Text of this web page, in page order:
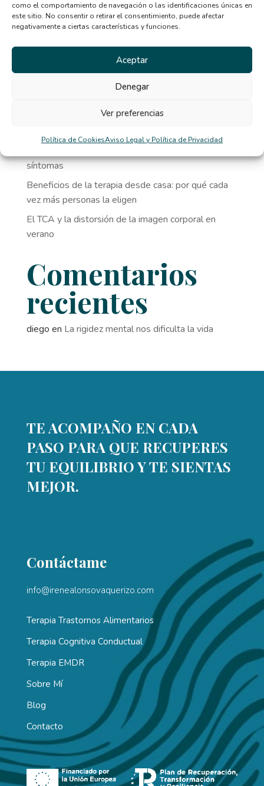
como el comportamiento de navegación o las identificaciones únicas en
este sitio. No consentir o retirar el consentimiento, puede afectar
negativamente a ciertas características y funciones.
Aceptar
Denegar
Ver preferencias
Política de CookiesAviso Legal y Política de Privacidad
Entradas
recientes
Relación entre ansiedad, perfeccionismo y
Señales de que necesitas ayuda psicológica y no lo
síntomas
Beneficios de la terapia desde casa: por qué cada
vez más personas la eligen
El TCA y la distorsión de la imagen corporal en
verano
Comentarios
recientes
diego en La rigidez mental nos dificulta la vida
TE ACOMPAÑO EN CADA
PASO PARA QUE RECUPERES
TU EQUILIBRIO Y TE SIENTAS
MEJOR.
Contáctame
info@irenealonsovaquerizo.com
Terapia Trastornos Alimentarios
Terapia Cognitiva Conductual
Terapia EMDR
Sobre Mí
Blog
Contacto